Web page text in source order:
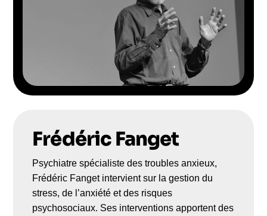
Frédéric Fanget
Psychiatre spécialiste des troubles anxieux,
Frédéric Fanget intervient sur la gestion du
stress, de l’anxiété et des risques
psychosociaux. Ses interventions apportent des